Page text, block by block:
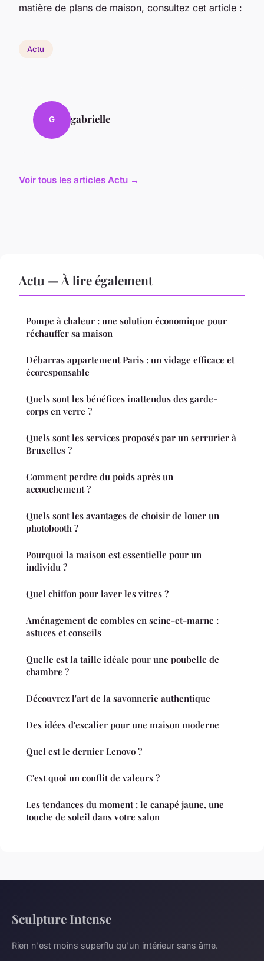
matière de plans de maison, consultez cet article :
Actu
G gabrielle
Voir tous les articles Actu →
Actu — À lire également
Pompe à chaleur : une solution économique pour
réchauffer sa maison
Débarras appartement Paris : un vidage efficace et
écoresponsable
Quels sont les bénéfices inattendus des garde-
corps en verre ?
Quels sont les services proposés par un serrurier à
Bruxelles ?
Comment perdre du poids après un
accouchement ?
Quels sont les avantages de choisir de louer un
photobooth ?
Pourquoi la maison est essentielle pour un
individu ?
Quel chiffon pour laver les vitres ?
Aménagement de combles en seine-et-marne :
astuces et conseils
Quelle est la taille idéale pour une poubelle de
chambre ?
Découvrez l'art de la savonnerie authentique
Des idées d'escalier pour une maison moderne
Quel est le dernier Lenovo ?
C'est quoi un conflit de valeurs ?
Les tendances du moment : le canapé jaune, une
touche de soleil dans votre salon
Sculpture Intense
Rien n'est moins superflu qu'un intérieur sans âme.